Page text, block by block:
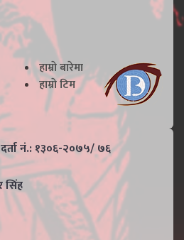
हाम्राे बारेमा
हाम्राे टिम
नं.: १३०६-२०७५/ ७६
सिंह